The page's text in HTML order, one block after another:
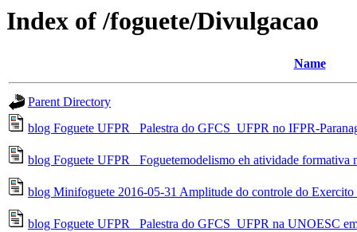
Index of /foguete/Divulgacao
Name
Parent Directory
blog Foguete UFPR_ Palestra do GFCS_UFPR no IFPR-
blog Foguete UFPR_ Foguetemodelismo eh atividade formativa
blog Minifoguete 2016-05-31 Amplitude do controle do
blog Foguete UFPR_ Palestra do GFCS_UFPR na UNOESC